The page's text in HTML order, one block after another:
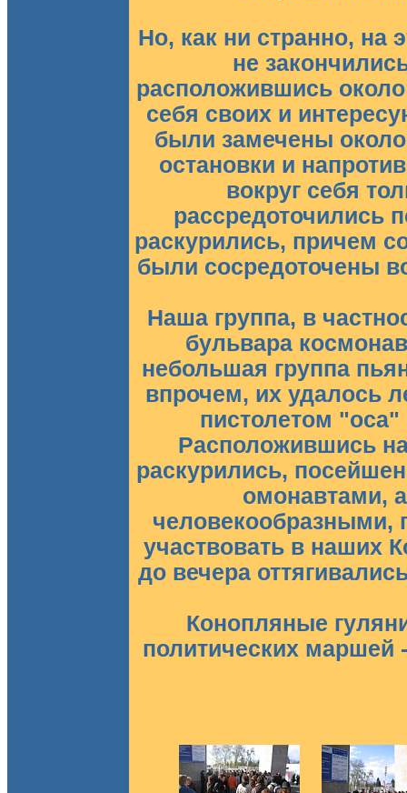
Но, как ни странно, на
не
расположившись около
себя своих и
были замечены
остановки и
вокруг себя
рассредоточились
раскурились, причем
были сосредоточены
Наша группа, в
бульвара
небольшая группа
впрочем, их удалось
пистолетом
Расположившись
раскурились,
омонавтами,
человекообразными,
участвовать в наших
до вечера
Конопляные
политических маршей